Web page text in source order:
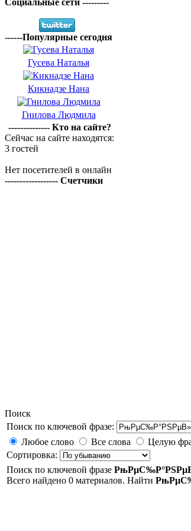
Социальные сети ---------
------Популярные сегодня
Гусева Наталья
Кикнадзе Нана
Гнилова Людмила
-------------- Кто на сайте?
Сейчас на сайте находятся:
3 гостей
Нет посетителей в онлайн
------------------ Счетчики
Поиск
Поиск по ключевой фразе:
Любое слово
Все слова
Целую
Сортировка:
Поиск по ключевой фразе
Всего найдено 0 материалов. Найти